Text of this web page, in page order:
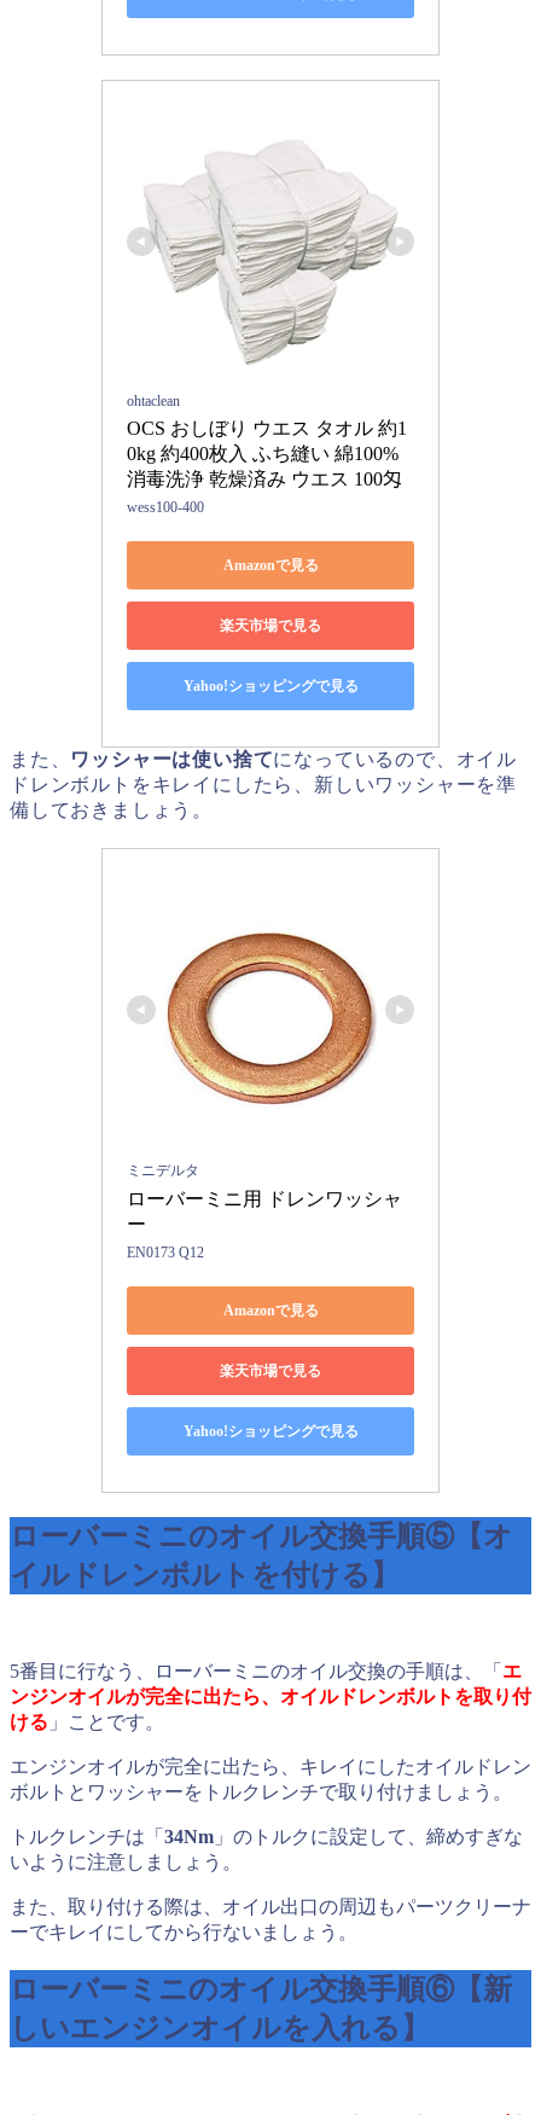
ohtaclean
OCS おしぼり ウエス タオル 約1
0kg 約400枚入 ふち縫い 綿100%
消毒洗浄 乾燥済み ウエス 100匁
wess100-400
Amazonで見る
楽天市場で見る
Yahoo!ショッピングで見る
また、 ワッシャーは使い捨てになっているので、オイル
ドレンボルトをキレイにしたら、新しいワッシャーを準
備しておきましょう。
ミニデルタ
ローバーミニ用 ドレンワッシャ
ー
EN0173 Q12
Amazonで見る
楽天市場で見る
Yahoo!ショッピングで見る
ローバーミニのオイル交換手順⑤【オ
イルドレンボルトを付ける】
5番目に行なう、ローバーミニのオイル交換の手順は、「 エ
ンジンオイルが完全に出たら、オイルドレンボルトを取り付
ける 」ことです。
エンジンオイルが完全に出たら、キレイにしたオイルドレン
ボルトとワッシャーをトルクレンチで取り付けましょう。
トルクレンチは「 34Nm 」のトルクに設定して、締めすぎな
いように注意しましょう。
また、取り付ける際は、オイル出口の周辺もパーツクリーナ
ーでキレイにしてから行ないましょう。
ローバーミニのオイル交換手順⑥【新
しいエンジンオイルを入れる】